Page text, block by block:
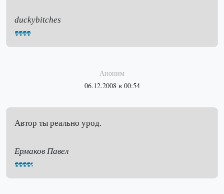
duckybitches
Аноним
06.12.2008 в 00:54
Автор ты реально урод.
Ермаков Павел